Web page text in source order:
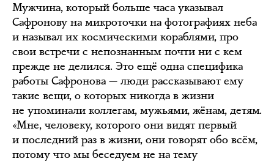
Мужчина, который больше часа указывал
Сафронову на микроточки на фотографиях неба
и называл их космическими кораблями, про
свои встречи с непознанным почти ни с кем
прежде не делился. Это ещё одна специфика
работы Сафронова — люди рассказывают ему
такие вещи, о которых никогда в жизни
не упоминали коллегам, мужьями, жёнам, детям.
«Мне, человеку, которого они видят первый
и последний раз в жизни, они говорят обо всём,
потому что мы беседуем не на тему